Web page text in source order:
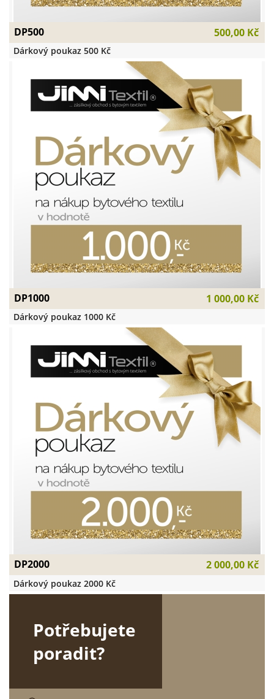
DP500 500,00 Kč
Dárkový poukaz 500 Kč
DP1000 1 000,00 Kč
Dárkový poukaz 1000 Kč
DP2000 2 000,00 Kč
Dárkový poukaz 2000 Kč
Potřebujete
poradit?